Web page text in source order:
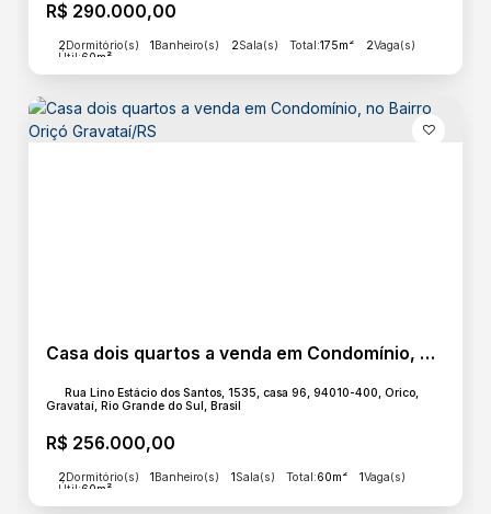
R$ 290.000,00
2Dormitório(s) 1Banheiro(s) 2Sala(s) Total:175m² 2Vaga(s)
Útil:60m²
Casa dois quartos a venda em Condomínio, no Bairro Oriçó Gravataí/RS
R$ 256.000,00
Rua Lino Estácio dos Santos, 1535, casa 96, 94010-400, Orico,
Gravataí, Rio Grande do Sul, Brasil
2Dormitório(s) 1Banheiro(s) 1Sala(s) Total:60m² 1Vaga(s)
Útil:60m²